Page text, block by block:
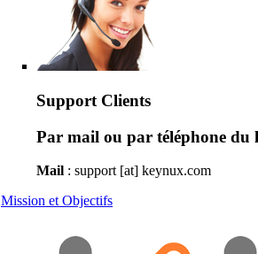
Support Clients
Par mail ou par téléphone du
Mail : support [at] keynux.com
Mission et Objectifs